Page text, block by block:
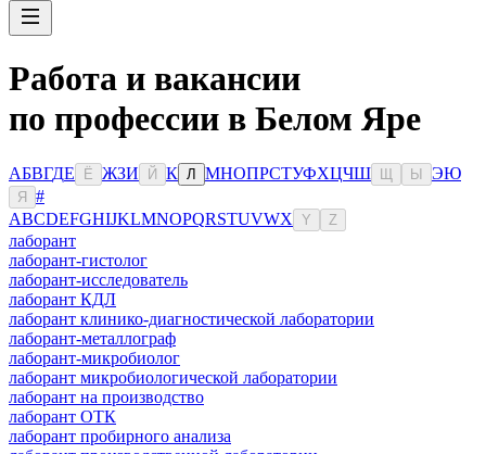
Работа и вакансии
по профессии в Белом Яре
АБВГДЕ Ё ЖЗИ Й К Л МНОПРСТУФХЦЧШ Ы ЭЮ
Я
#
ABCDEFGHIJKLMNOPQRSTUVWX Y Z
лаборант
лаборант-гистолог
лаборант-исследователь
лаборант КДЛ
лаборант клинико-диагностической лаборатории
лаборант-металлограф
лаборант-микробиолог
лаборант микробиологической лаборатории
лаборант на производство
лаборант ОТК
лаборант пробирного анализа